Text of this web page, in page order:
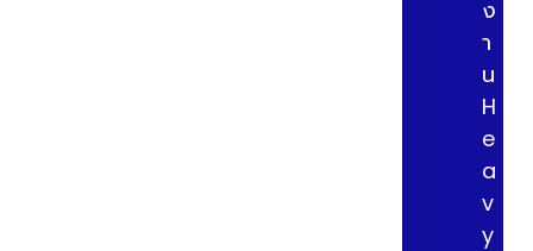
ง
า
น
H
e
a
v
y